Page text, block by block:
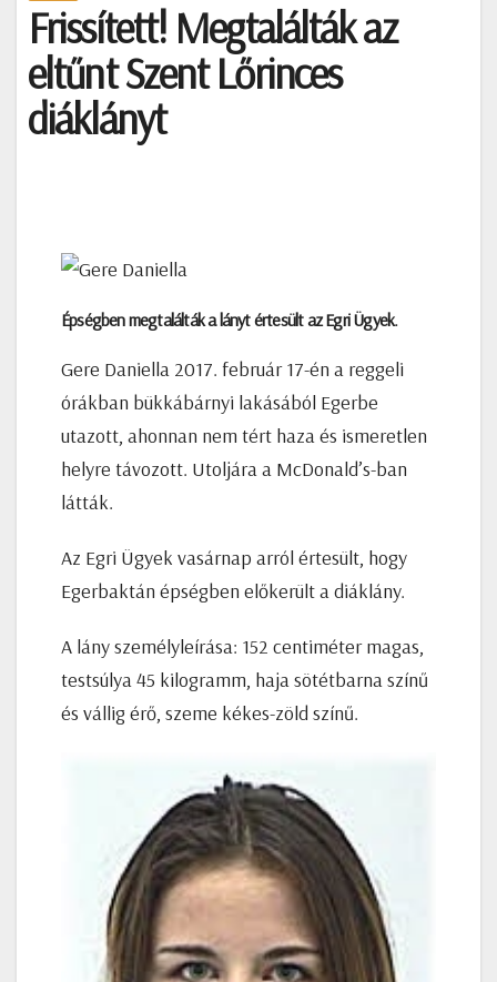
Frissített! Megtalálták az
eltűnt Szent Lőrinces
diáklányt
Épségben megtalálták a lányt értesült az Egri Ügyek.
Gere Daniella 2017. február 17-én a reggeli
órákban bükkábárnyi lakásából Egerbe
utazott, ahonnan nem tért haza és ismeretlen
helyre távozott. Utoljára a McDonald’s-ban
látták.
Az Egri Ügyek vasárnap arról értesült, hogy
Egerbaktán épségben előkerült a diáklány.
A lány személyleírása: 152 centiméter magas,
testsúlya 45 kilogramm, haja sötétbarna színű
és vállig érő, szeme kékes-zöld színű.